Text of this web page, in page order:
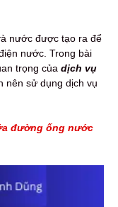
nước được tạo ra để
nước. Trong bài
trọng của dịch vụ
nên sử dụng dịch vụ
đường ống nước